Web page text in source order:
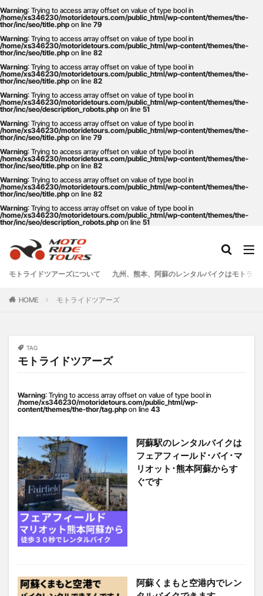
Warning: Trying to access array offset on value of type bool in
/home/xs346230/motoridetours.com/public_html/wp-content/themes/the-
thor/inc/seo/title.php on line 79
Warning: Trying to access array offset on value of type bool in
/home/xs346230/motoridetours.com/public_html/wp-content/themes/the-
thor/inc/seo/title.php on line 82
Warning: Trying to access array offset on value of type bool in
/home/xs346230/motoridetours.com/public_html/wp-content/themes/the-
thor/inc/seo/title.php on line 82
Warning: Trying to access array offset on value of type bool in
/home/xs346230/motoridetours.com/public_html/wp-content/themes/the-
thor/inc/seo/description_robots.php on line 51
Warning: Trying to access array offset on value of type bool in
/home/xs346230/motoridetours.com/public_html/wp-content/themes/the-
thor/inc/seo/title.php on line 79
Warning: Trying to access array offset on value of type bool in
/home/xs346230/motoridetours.com/public_html/wp-content/themes/the-
thor/inc/seo/title.php on line 82
Warning: Trying to access array offset on value of type bool in
/home/xs346230/motoridetours.com/public_html/wp-content/themes/the-
thor/inc/seo/title.php on line 82
Warning: Trying to access array offset on value of type bool in
/home/xs346230/motoridetours.com/public_html/wp-content/themes/the-
thor/inc/seo/description_robots.php on line 51
モトライドツアーズについて 九州、熊本、阿蘇のレンタルバイクはモトライ
HOME モトライドツアーズ
TAG
モトライドツアーズ
Warning: Trying to access array offset on value of type bool in
/home/xs346230/motoridetours.com/public_html/wp-
content/themes/the-thor/tag.php on line 43
阿蘇駅のレンタルバイクは
フェアフィールド･バイ･マ
リオット･熊本阿蘇からす
ぐです
阿蘇くまもと空港内でレン
タグ
One Piece あか牛 あか牛の館
くまモン
わいた温泉
エミナース
クシタニ
グルメ サウナ
ステッカー
バイクレンタル
フェアフィールド
ホルモン
ホンダ
モトライドツアーズ
モトライドレンタル
モーターサイクル
レンタル
レンタルバイク
ワンピース
九州ツーリング
人吉 人吉球磨
像
南小国
南阿蘇村 喫茶竹熊
小国
水俣
熊本ツーリング
竹熊
米津米店 赤牛 近江屋
阿蘇
阿蘇グルメ